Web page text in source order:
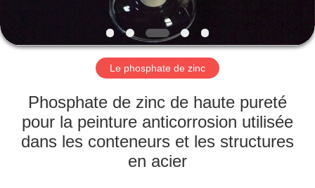
VIDÉOS
PROPOS
DE
NOUS
Le phosphate de zinc
Phosphate de zinc de haute pureté
pour la peinture anticorrosion utilisée
dans les conteneurs et les structures
en acier